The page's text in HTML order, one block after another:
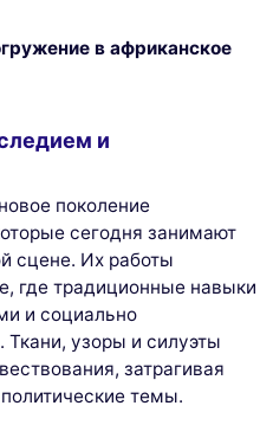
в африканское
и
поколение
сегодня занимают
сцене. Их работы
где традиционные навыки
и социально
узоры и силуэты
затрагивая
темы.